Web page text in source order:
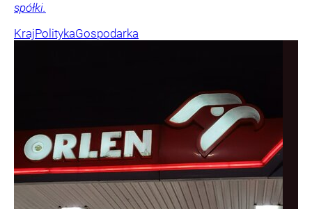
spółki.
KrajPolitykaGospodarka